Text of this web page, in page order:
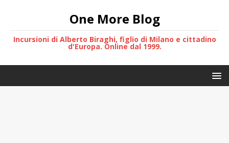
One More Blog
Incursioni di Alberto Biraghi, figlio di Milano e cittadino
d'Europa. Online dal 1999.